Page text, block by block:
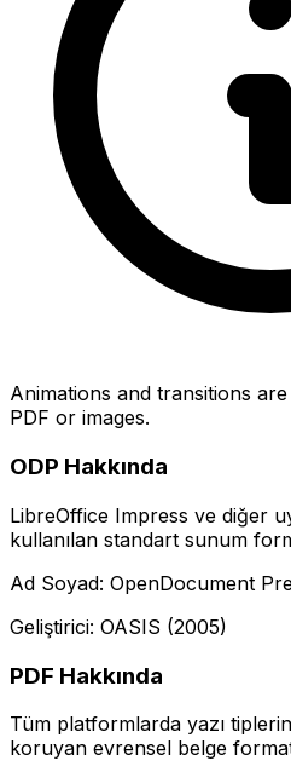
Animations and transitions
PDF or images.
ODP Hakkında
LibreOffice Impress ve diğer
kullanılan standart sunum
Ad Soyad: OpenDocument
Geliştirici: OASIS (2005)
PDF Hakkında
Tüm platformlarda yazı
koruyan evrensel belge